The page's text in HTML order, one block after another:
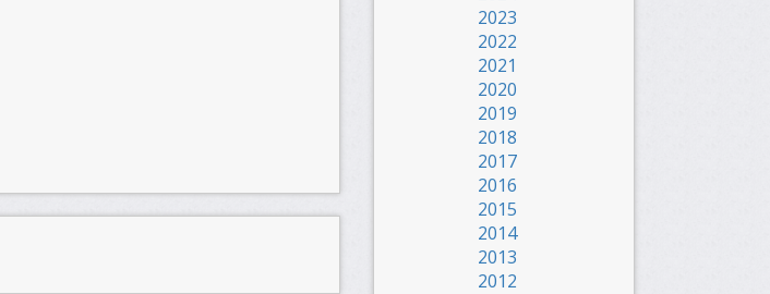
2023
2022
2021
2020
2019
2018
2017
2016
2015
2014
2013
2012